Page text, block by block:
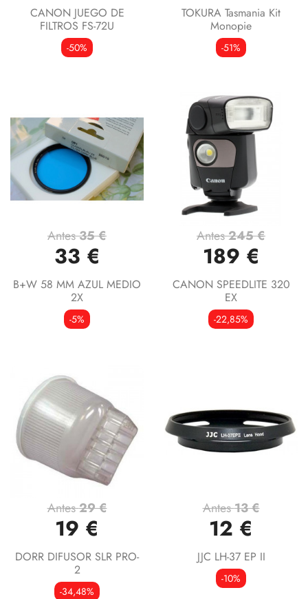
CANON JUEGO DE
FILTROS FS-72U
-50%
TOKURA Tasmania Kit
Monopie
-51%
Antes35 €
33 €
B+W 58 MM AZUL MEDIO
2X
-5%
Antes245 €
189 €
CANON SPEEDLITE 320
EX
-22,85%
Antes29 €
19 €
DORR DIFUSOR SLR PRO-
2
-34,48%
Antes13 €
12 €
JJC LH-37 EP II
-10%